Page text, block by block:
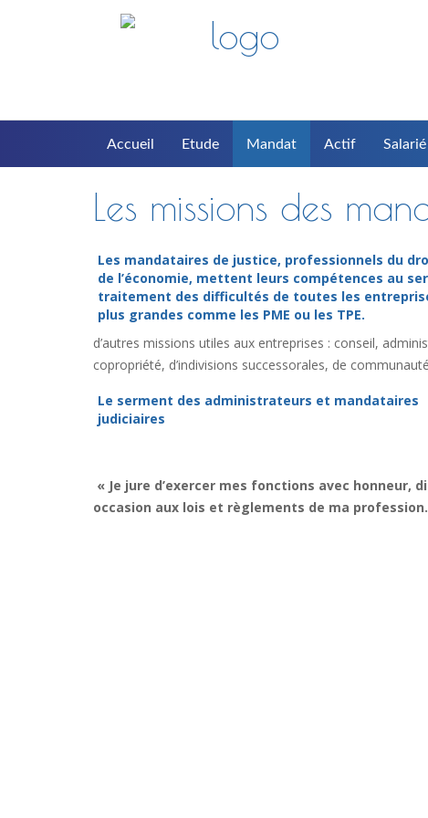
Accueil Etude Mandat Actif Salarié
Les missions des
Les mandataires de justice, professionnels du
de l’économie, mettent leurs compétences au
traitement des difficultés de toutes les
plus grandes comme les PME ou les TPE.
d’autres missions utiles aux entreprises : conseil,
copropriété, d’indivisions successorales, de
Le serment des administrateurs et mandataires
judiciaires
« Je jure d’exercer mes fonctions avec
occasion aux lois et règlements de ma